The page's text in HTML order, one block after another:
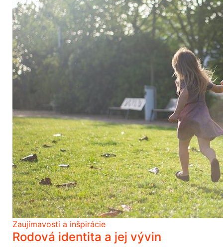
Zaujímavosti a inšpirácie
Rodová identita a jej vývin